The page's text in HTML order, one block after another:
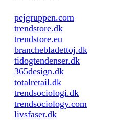
pejgruppen.com
trendstore.dk
trendstore.eu
branchebladettoj.dk
tidogtendenser.dk
365design.dk
totalretail.dk
trendsociologi.dk
trendsociology.com
livsfaser.dk